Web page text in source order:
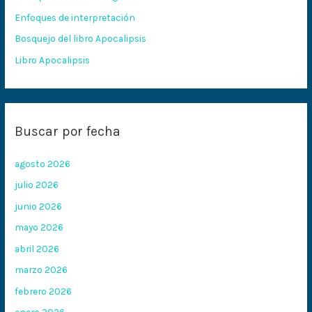
r
:
Enfoques de interpretación
Bosquejo del libro Apocalipsis
Libro Apocalipsis
Buscar por fecha
agosto 2026
julio 2026
junio 2026
mayo 2026
abril 2026
marzo 2026
febrero 2026